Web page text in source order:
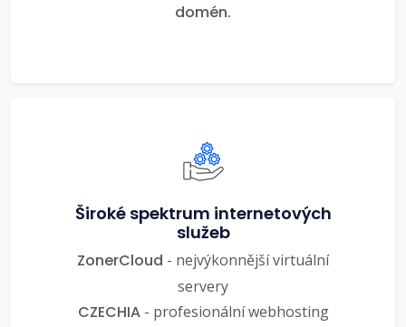
domén.
Široké spektrum internetových
služeb
ZonerCloud - nejvýkonnější virtuální
servery
CZECHIA- profesionální webhosting